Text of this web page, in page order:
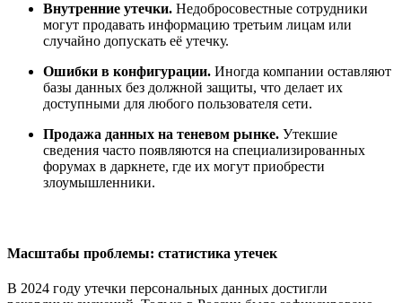
Внутренние утечки. Недобросовестные сотрудники
могут продавать информацию третьим лицам или
случайно допускать её утечку.
Ошибки в конфигурации. Иногда компании оставляют
базы данных без должной защиты, что делает их
доступными для любого пользователя сети.
Продажа данных на теневом рынке. Утекшие
сведения часто появляются на специализированных
форумах в даркнете, где их могут приобрести
злоумышленники.
Масштабы проблемы: статистика утечек
В 2024 году утечки персональных данных достигли